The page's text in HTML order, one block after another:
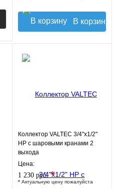
В корзину
Коллектор VALTEC 3/4"х1/2"
НР с шаровыми кранами 2
выхода
Цена:
1 230 руб.*
* Актуальную цену пожалуйста